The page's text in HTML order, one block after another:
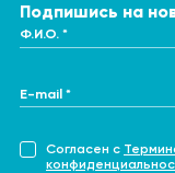
Подпишись на
Ф.И.О. *
E-mail *
Согласен с